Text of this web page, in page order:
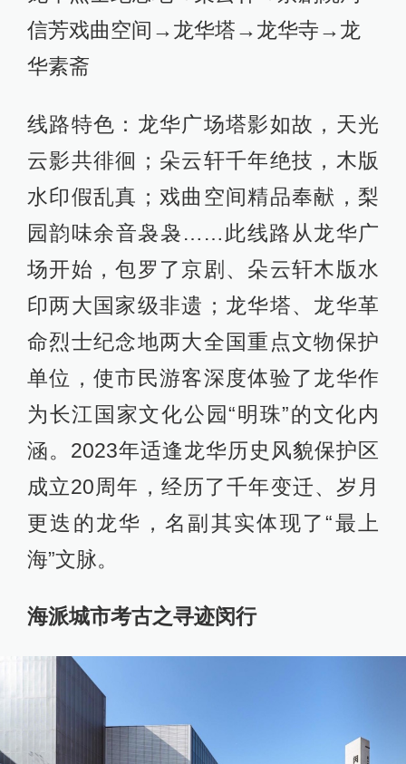
信芳戏曲空间→龙华塔→龙华寺→龙
华素斋
线路特色：龙华广场塔影如故，天光
云影共徘徊；朵云轩千年绝技，木版
水印假乱真；戏曲空间精品奉献，梨
园韵味余音袅袅……此线路从龙华广
场开始，包罗了京剧、朵云轩木版水
印两大国家级非遗；龙华塔、龙华革
命烈士纪念地两大全国重点文物保护
单位，使市民游客深度体验了龙华作
为长江国家文化公园“明珠”的文化内
涵。2023年适逢龙华历史风貌保护区
成立20周年，经历了千年变迁、岁月
更迭的龙华，名副其实体现了“最上
海”文脉。
海派城市考古之寻迹闵行